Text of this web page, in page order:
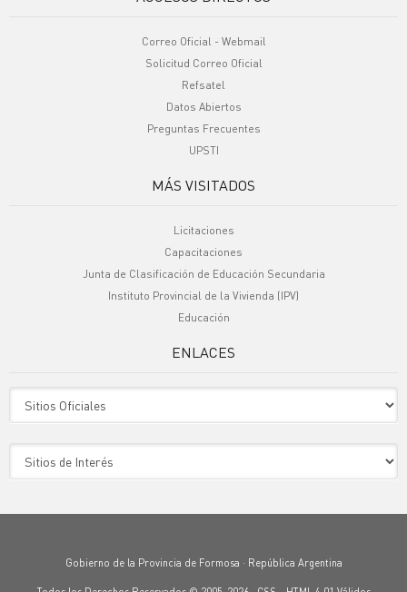
Correo Oficial - Webmail
Solicitud Correo Oficial
Refsatel
Datos Abiertos
Preguntas Frecuentes
UPSTI
MÁS VISITADOS
Licitaciones
Capacitaciones
Junta de Clasificación de Educación Secundaria
Instituto Provincial de la Vivienda (IPV)
Educación
ENLACES
Gobierno de la Provincia de Formosa · República Argentina